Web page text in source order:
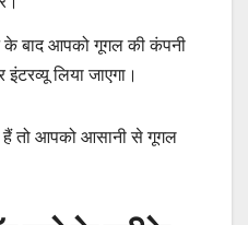
बाद आपको गूगल की कंपनी
इंटरव्यू लिया जाएगा।
हैं तो आपको आसानी से गूगल